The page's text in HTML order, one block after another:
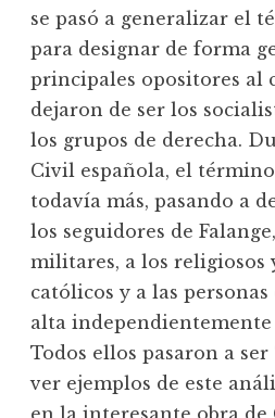
se pasó a generalizar el
para designar de forma
principales opositores al
dejaron de ser los
los grupos de derecha.
Civil española, el
todavía más, pasando a
los seguidores de
militares, a los religiosos
católicos y a las personas
alta independientemente
Todos ellos pasaron a ser
ver ejemplos de este
en la interesante obra de